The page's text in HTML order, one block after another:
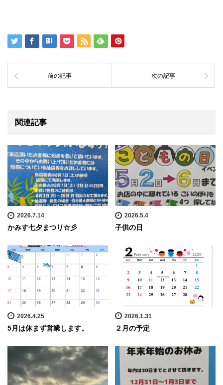
前の記事 次の記事
関連記事
2026.7.14
かみす七夕まつり☆彡
2026.5.4
子供の日
2026.4.25
5月は休まず営業します。
2026.1.31
２月の予定